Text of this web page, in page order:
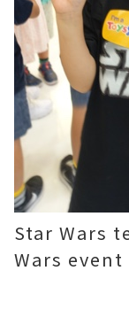
Star Wars
Wars event